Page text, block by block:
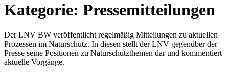
Kategorie: Pressemitteilungen
Der LNV BW veröffentlicht regelmäßig Mitteilungen zu aktuellen
Prozessen im Naturschutz. In diesen stellt der LNV gegenüber der
Presse seine Positionen zu Naturschutzthemen dar und kommentiert
aktuelle Vorgänge.